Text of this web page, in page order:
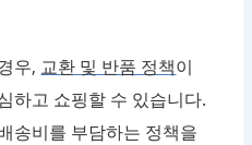
우, 교환 및 반품 정책이
하고 쇼핑할 수 있습니다.
송비를 부담하는 정책을